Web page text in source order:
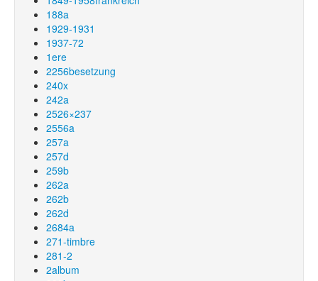
188a
1929-1931
1937-72
1ere
2256besetzung
240x
242a
2526×237
2556a
257a
257d
259b
262a
262b
262d
2684a
271-timbre
281-2
2album